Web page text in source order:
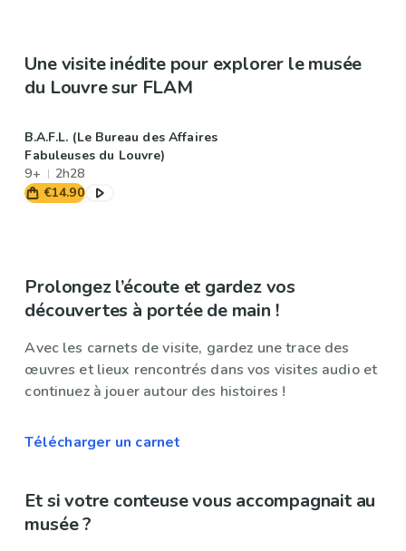
Une visite inédite pour explorer le musée
du Louvre sur FLAM
B.A.F.L. (Le Bureau des Affaires
Fabuleuses du Louvre)
9+
2h28
€14.90
Prolongez l’écoute et gardez vos
découvertes à portée de main !
Avec les carnets de visite, gardez une trace des
œuvres et lieux rencontrés dans vos visites audio et
continuez à jouer autour des histoires !
Télécharger un carnet
Et si votre conteuse vous accompagnait au
musée ?